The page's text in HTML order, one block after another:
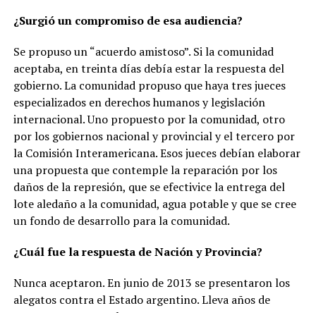
¿Surgió un compromiso de esa audiencia?
Se propuso un “acuerdo amistoso”. Si la comunidad
aceptaba, en treinta días debía estar la respuesta del
gobierno.La comunidad propuso que haya tres jueces
especializados en derechos humanos y legislación
internacional. Uno propuesto por la comunidad, otro
por los gobiernos nacional y provincial y el tercero por
la Comisión Interamericana. Esos jueces debían elaborar
una propuesta que contemple la reparación por los
daños de la represión, que se efectivice la entrega del
lote aledaño a la comunidad, agua potable y que se cree
un fondo de desarrollo para la comunidad.
¿Cuál fue la respuesta de Nación y Provincia?
Nunca aceptaron. En junio de 2013 se presentaron los
alegatos contra el Estado argentino. Lleva años de